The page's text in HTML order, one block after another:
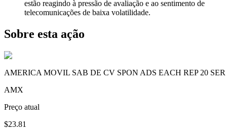
estão reagindo à pressão de avaliação e ao sentimento de
telecomunicações de baixa volatilidade.
Sobre esta ação
AMERICA MOVIL SAB DE CV SPON ADS EACH REP 20
AMX
Preço atual
$23.81